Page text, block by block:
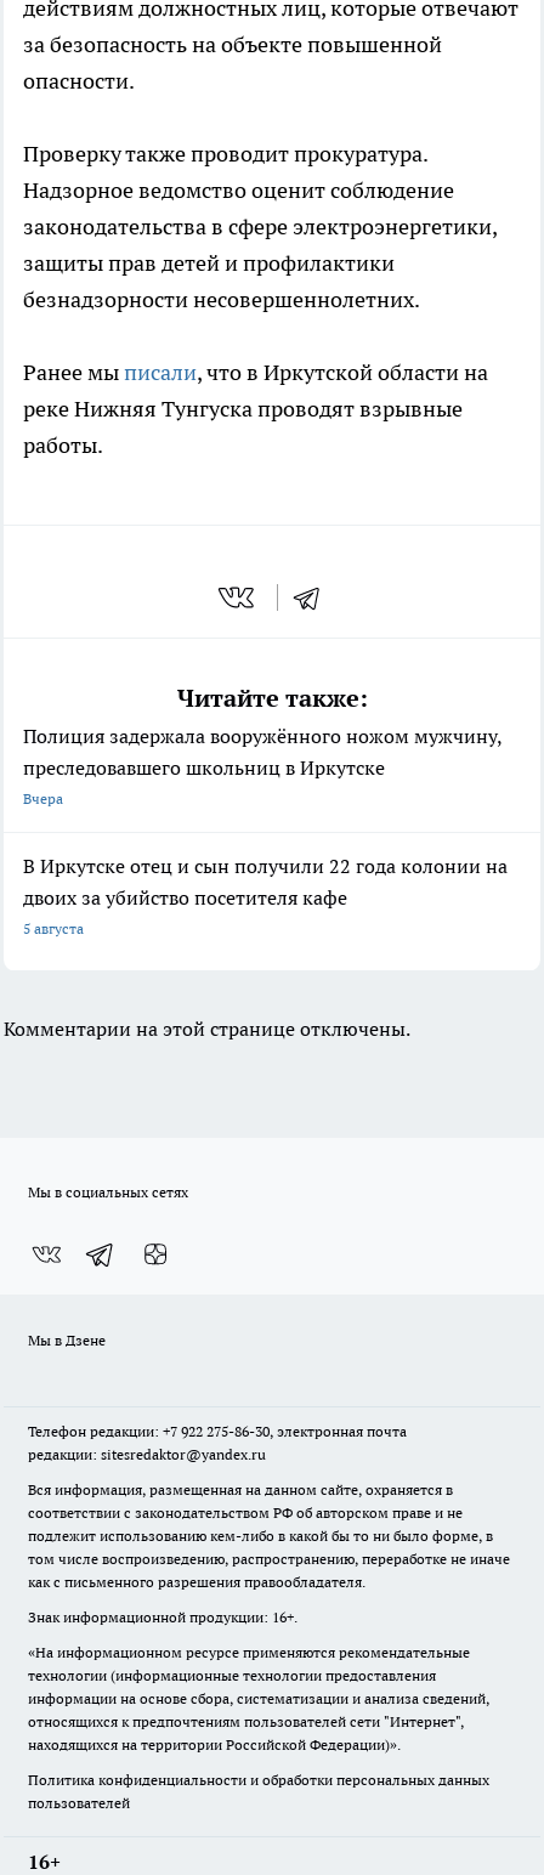
действиям должностных лиц, которые отвечают
за безопасность на объекте повышенной
опасности.
Проверку также проводит прокуратура.
Надзорное ведомство оценит соблюдение
законодательства в сфере электроэнергетики,
защиты прав детей и профилактики
безнадзорности несовершеннолетних.
Ранее мыписали, что в Иркутской области на
реке Нижняя Тунгуска проводят взрывные
работы.
Читайте также:
Полиция задержала вооружённого ножом мужчину,
преследовавшего школьниц в Иркутске
Вчера
В Иркутске отец и сын получили 22 года колонии на
двоих за убийство посетителя кафе
5 августа
Комментарии на этой странице отключены.
Мы в социальных сетях
Мы в Дзене
Телефон редакции: +7 922 275-86-30, электронная почта
редакции: sitesredaktor@yandex.ru
Вся информация, размещенная на данном сайте, охраняется в
соответствии с законодательством РФ об авторском праве и не
подлежит использованию кем-либо в какой бы то ни было форме, в
том числе воспроизведению, распространению, переработке не иначе
как с письменного разрешения правообладателя.
Знак информационной продукции: 16+.
«На информационном ресурсе применяются рекомендательные
технологии (информационные технологии предоставления
информации на основе сбора, систематизации и анализа сведений,
относящихся к предпочтениям пользователей сети "Интернет",
находящихся на территории Российской Федерации)».
Политика конфиденциальности и обработки персональных данных
пользователей
16+